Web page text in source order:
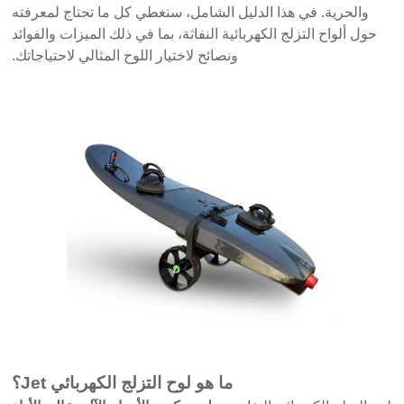
والحرية. في هذا الدليل الشامل، سنغطي كل ما تحتاج لمعرفته
حول ألواح التزلج الكهربائية النفاثة، بما في ذلك الميزات والفوائد
ونصائح لاختيار اللوح المثالي لاحتياجاتك.
ما هو لوح التزلج الكهربائي Jet؟